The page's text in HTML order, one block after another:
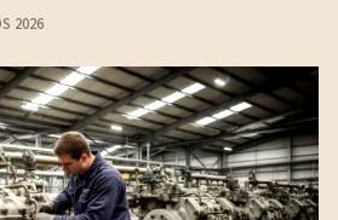
2026